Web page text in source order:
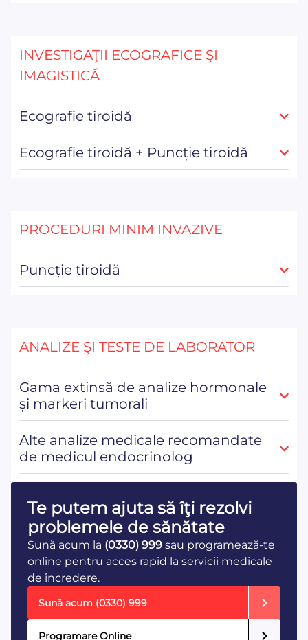
INVESTIGAŢII ECOGRAFICE ŞI
IMAGISTICĂ
Ecografie tiroidă
Ecografie tiroidă + Puncție tiroidă
PROCEDURI MINIM INVAZIVE
Puncție tiroidă
ANALIZE ŞI TESTE DE LABORATOR
Gama extinsă de analize hormonale
și markeri tumorali
Alte analize medicale recomandate
de medicul endocrinolog
Te putem ajuta să îţi rezolvi
problemele de sănătate
Sună acum la (0330) 999 sau programează-te
online pentru acces rapid la servicii medicale
de încredere.
Sună acum (0330) 999
Programare Online